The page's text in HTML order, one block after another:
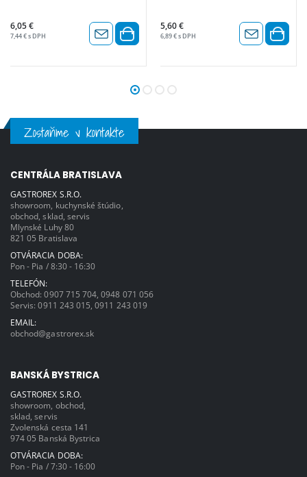
6,05 €
7,44 € s DPH
5,60 €
6,89 € s DPH
Zostaňme v kontakte
CENTRÁLA BRATISLAVA
GASTROREX S.R.O.
showroom, kuchynské štúdio,
obchod, sklad, servis
Mlynské Luhy 80
821 05 Bratislava
OTVÁRACIA DOBA:
Pon - Pia / 8:30 - 16:30
TELEFÓN:
Obchod:0907 715 704,0948 071 056
Servis:0911 243 015,0911 243 019
EMAIL:
obchod@gastrorex.sk
BANSKÁ BYSTRICA
GASTROREX S.R.O.
showroom, obchod,
sklad, servis
Zvolenská cesta 141
974 05 Banská Bystrica
OTVÁRACIA DOBA:
Pon - Pia / 7:30 - 16:00